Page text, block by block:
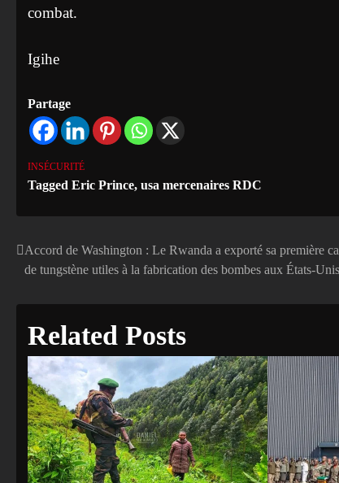
combat.
Igihe
Partage
INSÉCURITÉ
Tagged Eric Prince, usa mercenaires RDC
Navigation
Accord de Washington : Le Rwanda a exporté sa première
de tungstène utiles à la fabrication des bombes aux États-
Related Posts